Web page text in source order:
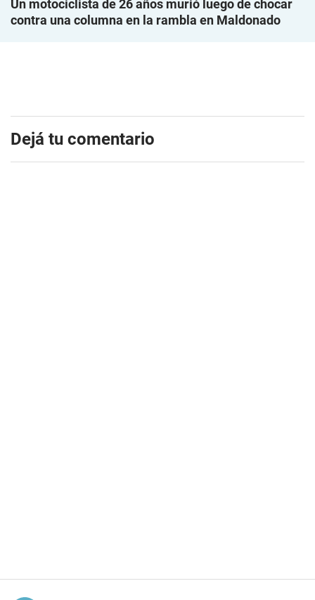
Un motociclista de 26 años murió luego de chocar
contra una columna en la rambla en Maldonado
Dejá tu comentario